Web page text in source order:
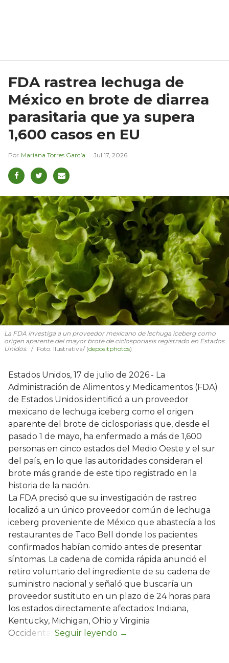
FDA rastrea lechuga de
México en brote de diarrea
parasitaria que ya supera
1,600 casos en EU
Mariana Torres García Jul 17, 2026
La FDA investiga a un proveedor mexicano de lechuga iceberg como
origen aparente del mayor brote de ciclosporiasis registrado en Estados
Unidos.
Foto: Ilustrativa/ (depositphotos)
Estados Unidos, 17 de julio de 2026.- La
Administración de Alimentos y Medicamentos (FDA)
de Estados Unidos identificó a un proveedor
mexicano de lechuga iceberg como el origen
aparente del brote de ciclosporiasis que, desde el
pasado 1 de mayo, ha enfermado a más de 1,600
personas en cinco estados del Medio Oeste y el sur
del país, en lo que las autoridades consideran el
brote más grande de este tipo registrado en la
historia de la nación.
La FDA precisó que su investigación de rastreo
localizó a un único proveedor común de lechuga
iceberg proveniente de México que abastecía a los
restaurantes de Taco Bell donde los pacientes
confirmados habían comido antes de presentar
síntomas. La cadena de comida rápida anunció el
retiro voluntario del ingrediente de su cadena de
suministro nacional y señaló que buscaría un
proveedor sustituto en un plazo de 24 horas para
los estados directamente afectados: Indiana,
Kentucky, Michigan, Ohio y Virginia
Occidental.